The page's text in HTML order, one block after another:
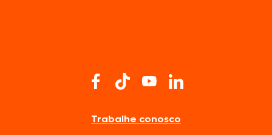
Trabalhe conosco